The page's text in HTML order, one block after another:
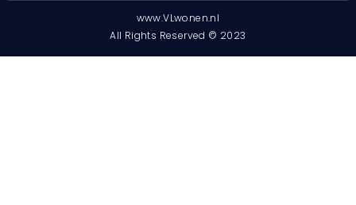
www.VLwonen.nl
All Rights Reserved © 2023